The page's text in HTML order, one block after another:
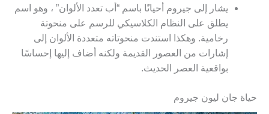
يشار إلى جيروم أحيانًا باسم “أب تعدد الألوان” ، وهو اسم
يطلق على النظام الكلاسيكي للرسم على منحوتة
رخامية. وهكذا استندت منحوتاته متعددة الألوان إلى
إشارات من العصور القديمة ولكنه أضاف إليها إحساسًا
بواقعية العصر الحديث.
حياة جان ليون جيروم